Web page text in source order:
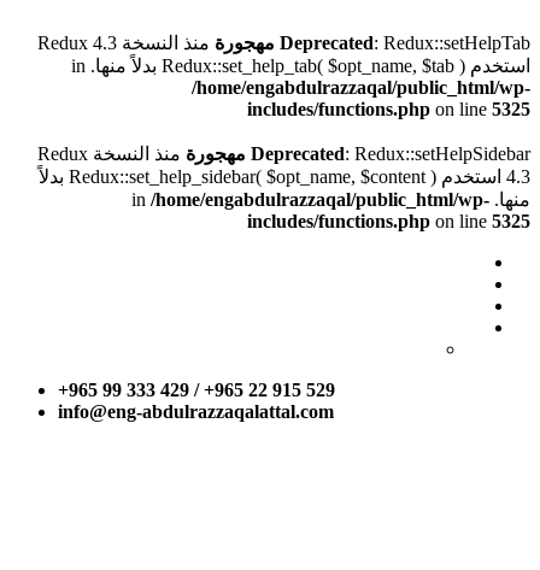
Deprecated: Redux::setHelpTab مهجورة
منذ النسخة Redux 4.3
استخدم Redux::set_help_tab( $opt_name, $tab ) بدلاً منها. in
/home/engabdulrazzaqal/public_html/wp-
includes/functions.php on line 5325
Deprecated: Redux::setHelpSidebar مهجورة
منذ النسخة Redux
4.3 استخدم Redux::set_help_sidebar( $opt_name, $content ) بدلاً
منها. in /home/engabdulrazzaqal/public_html/wp-
includes/functions.php on line 5325
+965 99 333 429 / +965 22 915 529
info@eng-abdulrazzaqalattal.com